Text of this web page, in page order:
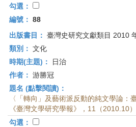
勾選：
編號： 88
出版書目： 臺灣史研究文獻類目 2010
類別： 文化
時期(主題)：
日治
作者： 游勝冠
題名 (點擊閱讀)：
〈「轉向」及藝術派反動的純文學論：
《臺灣文學研究學報》，11（2010.10
勾選：